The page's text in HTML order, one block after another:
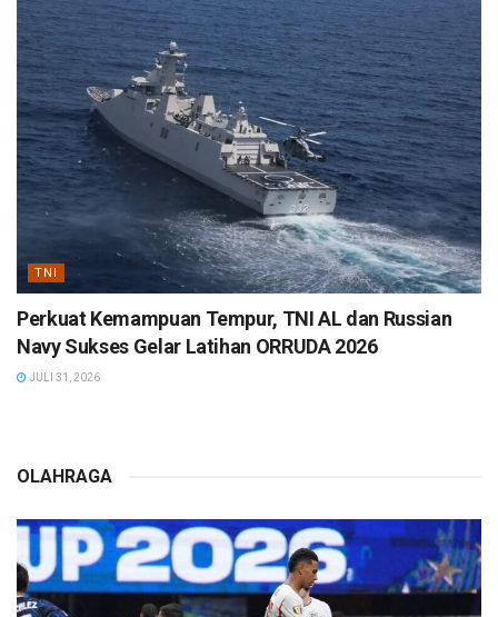
TNI
Perkuat Kemampuan Tempur, TNI AL dan Russian
Navy Sukses Gelar Latihan ORRUDA 2026
JULI 31, 2026
OLAHRAGA